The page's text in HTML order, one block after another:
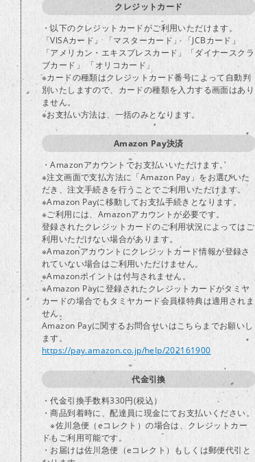
クレジットカード
・以下のクレジットカードがご利用いただけます。
「VISAカード」 「マスターカード」 「JCBカード」
「アメリカン・エキスプレスカード」「ダイナースクラ
ブカード」 「オリコカード」
※カードの種類はクレジットカード番号によって自動判
別いたしますので、カードの種類を入力する画面はあり
ません。
※お支払い方法は、一括のみとなります。
Amazon Pay決済
・Amazonアカウントでお支払いいただけます。
※注文画面で支払方法に「Amazon Pay」をお選びいた
だき、注文手続きを行うことでご利用いただけます。
※Amazon Payに移動してお支払手続きとなります。
※ご利用には、Amazonアカウントが必要です。
登録されたクレジットカードのご利用状況によってはご
利用いただけない場合があります。
※Amazonアカウントにクレジットカード情報が登録さ
れていない場合はご利用いただけません。
※Amazonポイントは付与されません。
※Amazon Payに登録されたクレジットカードがタミヤ
カードの場合でもタミヤカード会員様特典は適用されま
せん。
Amazon Payに関するお問合せいはこちらまでお願いし
ます。
https://pay.amazon.co.jp/help/202161900
代金引換
・代金引換手数料330円(税込）
・商品到着時に、配達員に現金にてお支払いください。
※佐川急便（eコレクト）の場合は、クレジットカー
ドもご利用可能です。
・お届けは佐川急便（eコレクト）もしくは郵便代引と